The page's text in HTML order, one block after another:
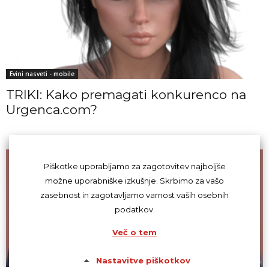
Evini nasveti - mobile
TRIKI: Kako premagati konkurenco na
Urgenca.com?
Piškotke uporabljamo za zagotovitev najboljše
možne uporabniške izkušnje. Skrbimo za vašo
zasebnost in zagotavljamo varnost vaših osebnih
podatkov.
Več o tem
Nastavitve piškotkov